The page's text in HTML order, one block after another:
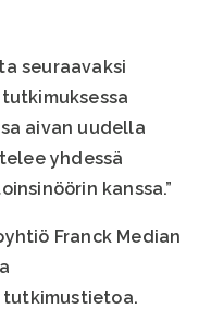
seuraavaksi
aivan uudella
yhdessä
kanssa.”
Franck Median